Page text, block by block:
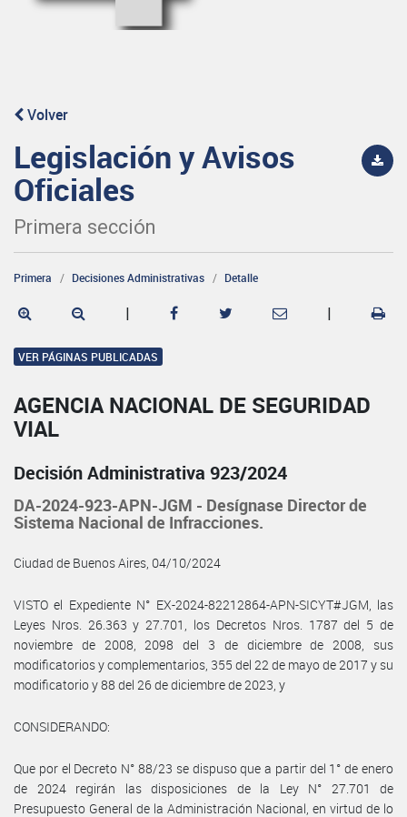
Volver
Legislación y Avisos
Oficiales
Primera sección
Primera Decisiones Administrativas Detalle
| |
VER PÁGINAS PUBLICADAS
AGENCIA NACIONAL DE SEGURIDAD
VIAL
Decisión Administrativa 923/2024
DA-2024-923-APN-JGM - Desígnase Director de
Sistema Nacional de Infracciones.
Ciudad de Buenos Aires, 04/10/2024
VISTO el Expediente N° EX-2024-82212864-APN-SICYT#JGM, las
Leyes Nros. 26.363 y 27.701, los Decretos Nros. 1787 del 5 de
noviembre de 2008, 2098 del 3 de diciembre de 2008, sus
modificatorios y complementarios, 355 del 22 de mayo de 2017 y su
modificatorio y 88 del 26 de diciembre de 2023, y
CONSIDERANDO:
Que por el Decreto N° 88/23 se dispuso que a partir del 1° de enero
de 2024 regirán las disposiciones de la Ley N° 27.701 de
Presupuesto General de la Administración Nacional, en virtud de lo